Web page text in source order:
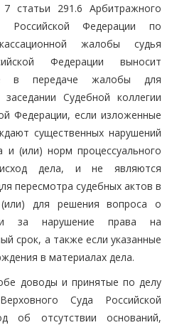
статьи 291.6 Арбитражного
Российской Федерации по
жалобы судья
Федерации выносит
в передаче жалобы для
Судебной коллегии
Федерации, если изложенные
существенных нарушений
и (или) норм процессуального
дела, и не являются
пересмотра судебных актов в
для решения вопроса о
за нарушение права на
срок, а также если указанные
в материалах дела.
доводы и принятые по делу
Суда Российской
об отсутствии оснований,